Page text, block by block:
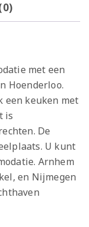
met een
Hoenderloo.
een keuken met
is
De
U kunt
Arnhem
en Nijmegen